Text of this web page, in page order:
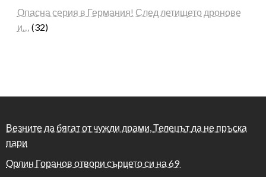
Опасна серия в Германия! След летището дронове
и… (32)
Везните да бягат от чужди драми, Телецът да не пръска
пари
Орлин Горанов отвори сърцето си на 69